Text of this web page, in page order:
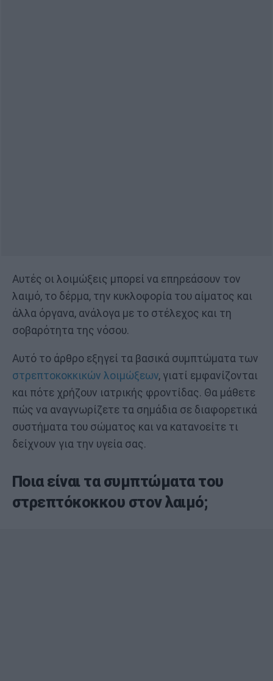
Αυτές οι λοιμώξεις μπορεί να επηρεάσουν τον
λαιμό, το δέρμα, την κυκλοφορία του αίματος και
άλλα όργανα, ανάλογα με το στέλεχος και τη
σοβαρότητα της νόσου.
Αυτό το άρθρο εξηγεί τα βασικά συμπτώματα των
στρεπτοκοκκικών λοιμώξεων, γιατί εμφανίζονται
και πότε χρήζουν ιατρικής φροντίδας. Θα μάθετε
πώς να αναγνωρίζετε τα σημάδια σε διαφορετικά
συστήματα του σώματος και να κατανοείτε τι
δείχνουν για την υγεία σας.
Ποια είναι τα συμπτώματα του
στρεπτόκοκκου στον λαιμό;